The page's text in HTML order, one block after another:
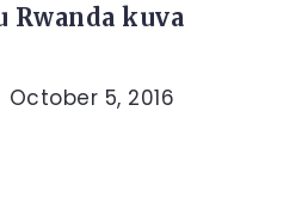
Rwanda kuva
October 5, 2016